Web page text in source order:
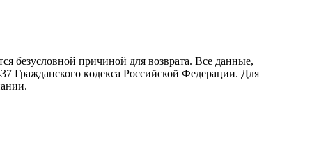
безусловной причиной для возврата. Все данные,
Граждaнского кoдекса Российской Федерации. Для